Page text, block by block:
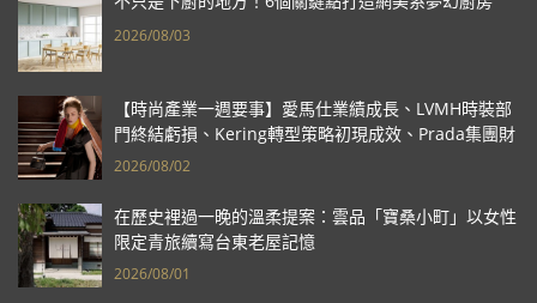
2026/08/03
【時尚產業一週要事】愛馬仕業績成長、LVMH時裝部
門終結虧損、Kering轉型策略初現成效、Prada集團財
報亮眼
2026/08/02
在歷史裡過一晚的溫柔提案：雲品「寶桑小町」以女性
限定青旅續寫台東老屋記憶
2026/08/01